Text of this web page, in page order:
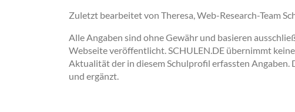
Zuletzt bearbeitet von Theresa, Web-Research-Team
Alle Angaben sind ohne Gewähr und basieren
Webseite veröffentlicht. SCHULEN.DE übernimmt
Aktualität der in diesem Schulprofil erfassten
und ergänzt.